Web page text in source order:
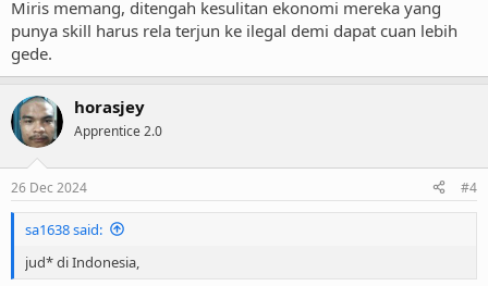
Miris memang, ditengah kesulitan ekonomi mereka yang
punya skill harus rela terjun ke ilegal demi dapat cuan lebih
gede.
horasjey
Apprentice 2.0
26 Dec 2024 #4
sa1638 said:
jud* di Indonesia,